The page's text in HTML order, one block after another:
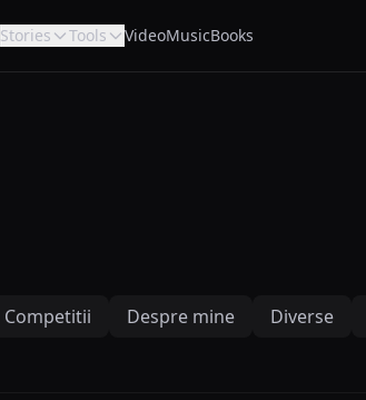
Stories Tools VideoMusicBooks
Competitii Despre mine Diverse